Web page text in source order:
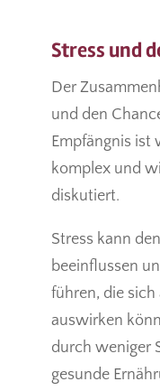
Stress und
Der
und den
Empfängnis ist
komplex und
diskutiert.
Stress kann
beeinflussen
führen, die
auswirken
durch weniger
gesunde